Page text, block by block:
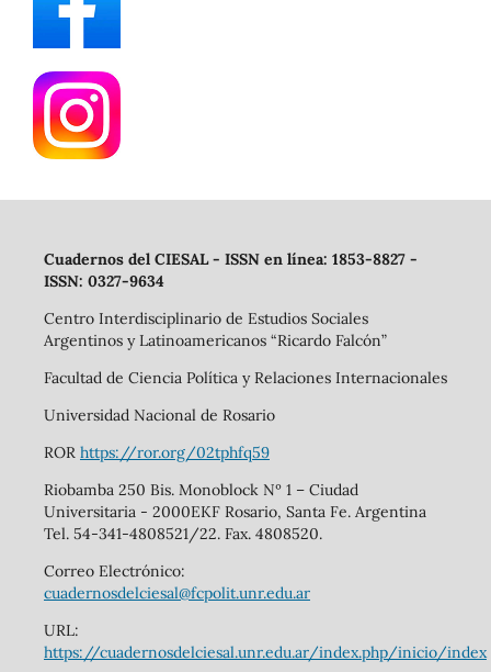
Cuadernos del CIESAL - ISSN en línea: 1853-8827 -
ISSN: 0327-9634
Centro Interdisciplinario de Estudios Sociales
Argentinos y Latinoamericanos “Ricardo Falcón”
Facultad de Ciencia Política y Relaciones Internacionales
Universidad Nacional de Rosario
ROR https://ror.org/02tphfq59
Riobamba 250 Bis. Monoblock Nº 1 – Ciudad
Universitaria - 2000EKF Rosario, Santa Fe. Argentina
Tel. 54-341-4808521/22. Fax. 4808520.
Correo Electrónico:
cuadernosdelciesal@fcpolit.unr.edu.ar
URL:
https://cuadernosdelciesal.unr.edu.ar/index.php/inicio/index